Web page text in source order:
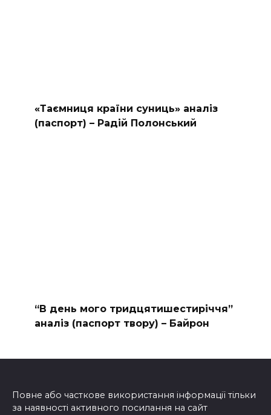
«Таємниця країни суниць» аналіз
(паспорт) – Радій Полонський
“В день мого тридцятишестиріччя”
аналіз (паспорт твору) – Байрон
Повне або часткове використання інформації тільки
за наявності активного посилання на сайт